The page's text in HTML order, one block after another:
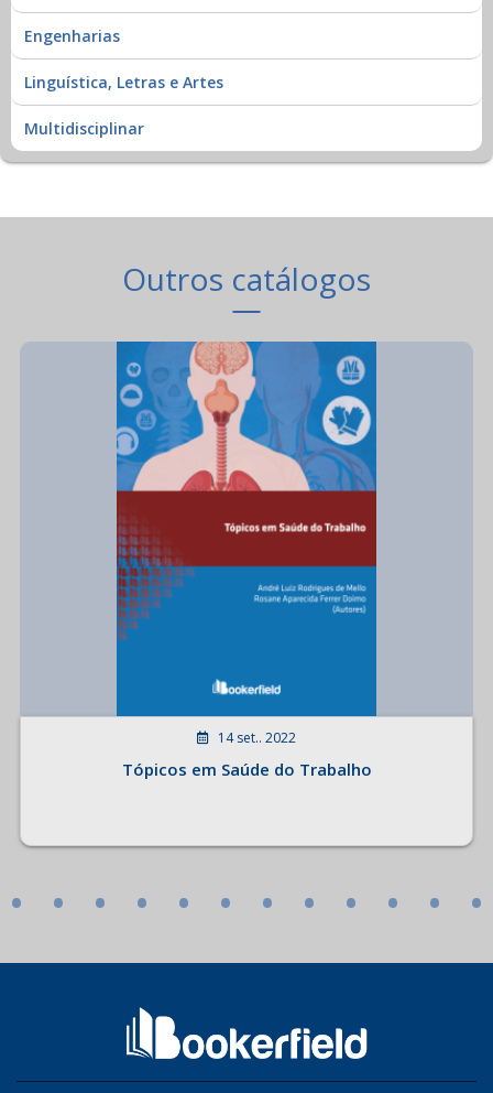
Engenharias
Linguística, Letras e Artes
Multidisciplinar
Outros catálogos
14 set.. 2022
Tópicos em Saúde do Trabalho
• • • • • • • • • • • •